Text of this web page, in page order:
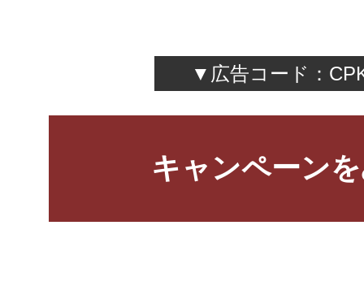
▼広告コード：
キャンペーン